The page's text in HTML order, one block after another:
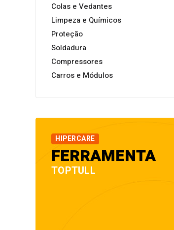
Colas e Vedantes
Limpeza e Químicos
Proteção
Soldadura
Compressores
Carros e Módulos
HIPERCARE
FERRAMENTA
TOPTULL